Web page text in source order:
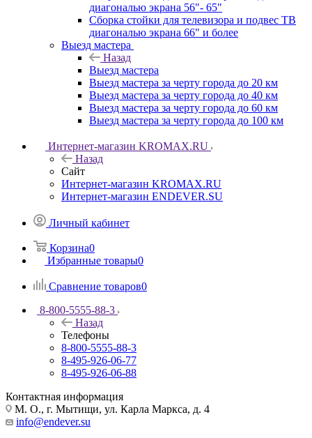
диагональю экрана 56"- 65"
Сборка стойки для телевизора и подвес ТВ
диагональю экрана 66" и более
Выезд мастера
Назад
Выезд мастера
Выезд мастера за черту города до 20 км
Выезд мастера за черту города до 40 км
Выезд мастера за черту города до 60 км
Выезд мастера за черту города до 100 км
Интернет-магазин KROMAX.RU
Назад
Сайт
Интернет-магазин KROMAX.RU
Интернет-магазин ENDEVER.SU
Личный кабинет
Корзина0
Избранные товары0
Сравнение товаров0
8-800-5555-88-3
Назад
Телефоны
8-800-5555-88-3
8-495-926-06-77
8-495-926-06-88
Контактная информация
М. О., г. Мытищи, ул. Карла Маркса, д. 4
info@endever.su